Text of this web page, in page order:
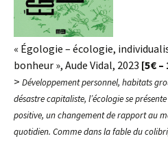
« Égologie – écologie,
bonheur », Aude Vidal, 2023 [5€
> Développement personnel, habitats
désastre capitaliste, l’écologie se
positive, un changement de rapport au
quotidien. Comme dans la fable du